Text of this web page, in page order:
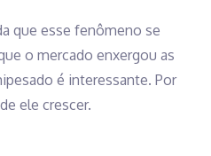
que esse fenômeno se
o mercado enxergou as
é interessante. Por
ele crescer.